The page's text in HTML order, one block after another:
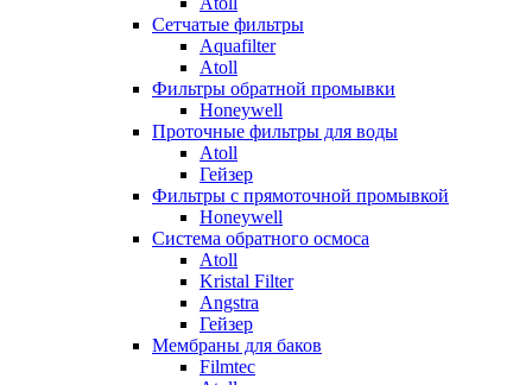
Сетчатые фильтры
Aquafilter
Atoll
Фильтры обратной промывки
Honeywell
Проточные фильтры для воды
Atoll
Гейзер
Фильтры с прямоточной промывкой
Honeywell
Система обратного осмоса
Atoll
Kristal Filter
Angstra
Гейзер
Мембраны для баков
Filmtec